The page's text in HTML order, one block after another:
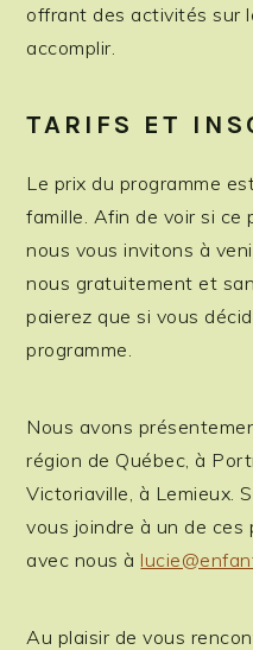
offrant des activités sur
accomplir.
TARIFS ET
Le prix du programme
famille. Afin de voir si ce
nous vous invitons à
nous gratuitement et
paierez que si vous
programme.
Nous avons
région de Québec, à
Victoriaville, à Lemieux.
vous joindre à un de ces
avec nous à
Au plaisir de vous